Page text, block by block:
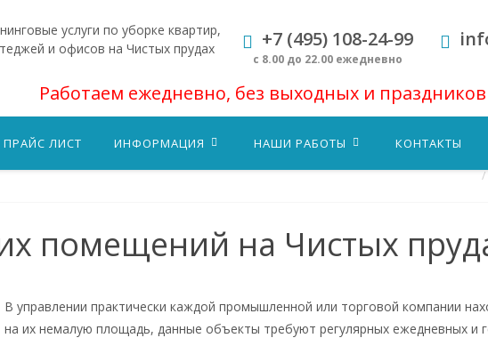
услуги по уборке квартир,
и офисов на Чистых прудах
+7 (495) 108-24-99
с 8.00 до 22.00 ежедневно
Работаем ежедневно, без выходных и праздников
ПРАЙС ЛИСТ ИНФОРМАЦИЯ НАШИ РАБОТЫ КОНТАКТЫ
помещений на Чистых
В управлении практически каждой промышленной или торговой компании
на их немалую площадь, данные объекты требуют регулярных ежедневных и